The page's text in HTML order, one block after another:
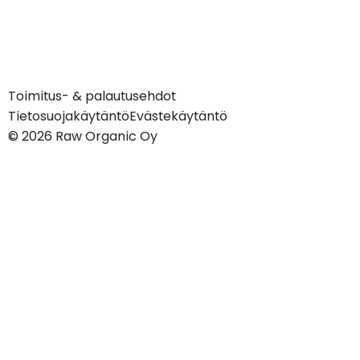
© 2026 Raw Organic Oy
TietosuojakäytäntöEvästekäytäntö
Toimitus- & palautusehdot